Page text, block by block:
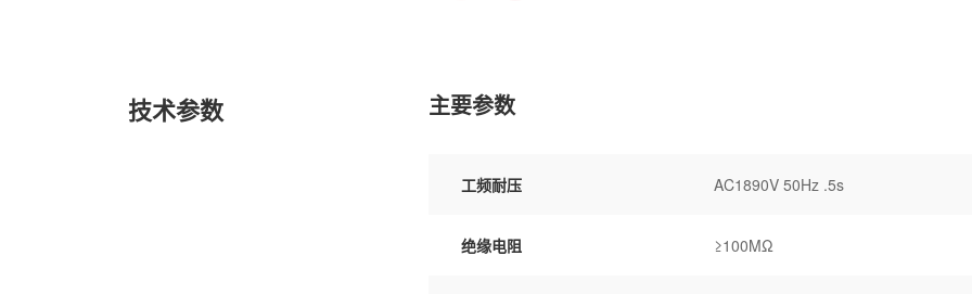
技术参数 主要参数
工频耐压 AC1890V 50Hz .5s
绝缘电阻 ≥100MΩ